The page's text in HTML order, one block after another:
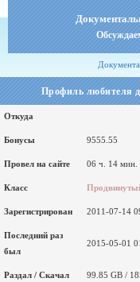
Профиль любителя
Откуда
Бонусы 9555.55
Провел на сайте 06 ч. 14 мин.
Класс
Зарегистрирован 2011-07-14
Последний раз
был
2015-05-01
Раздал / Скачал 99.85 GB /